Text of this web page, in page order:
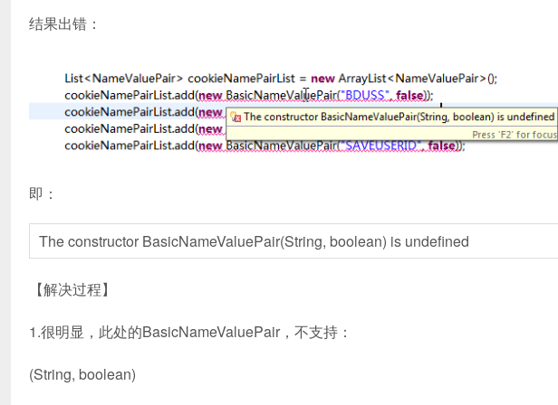
结果出错：
即：
The constructor BasicNameValuePair(String, boolean) is undefined
【解决过程】
1.很明显，此处的BasicNameValuePair，不支持：
(String, boolean)